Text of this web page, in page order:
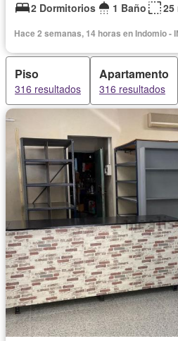
2 Dormitorios
1 Baño 25
Hace 2 semanas, 14 horas en Indomio -
Piso
316 resultados
Apartamento
316 resultados